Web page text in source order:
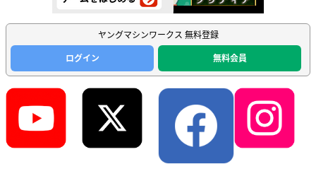
ヤングマシンワークス 無料登録
ログイン
無料会員